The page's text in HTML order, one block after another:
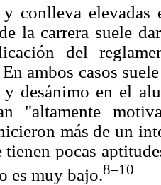
conlleva elevadas
la carrera suele
del
ambos casos
desánimo en el
"altamente
más de un
tienen pocas
es muy bajo.8–10